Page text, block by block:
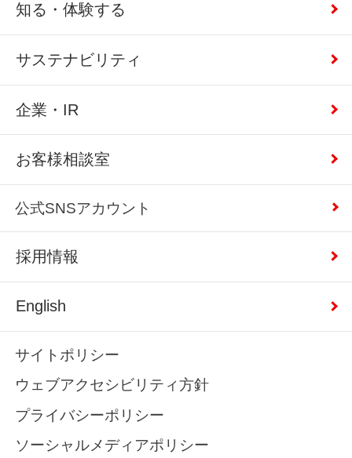
知る・体験する
サステナビリティ
企業・IR
お客様相談室
公式SNSアカウント
採用情報
English
サイトポリシー
ウェブアクセシビリティ方針
プライバシーポリシー
ソーシャルメディアポリシー